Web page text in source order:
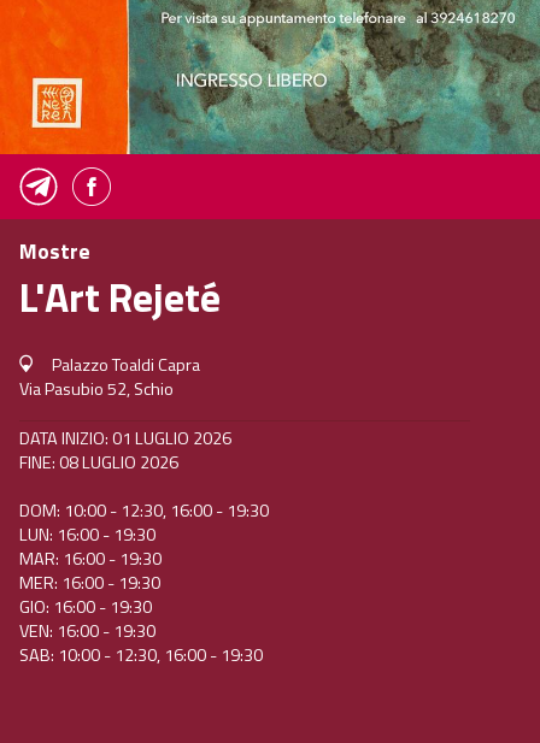
Mostre
L'Art Rejeté
Palazzo Toaldi Capra
Via Pasubio 52, Schio
DATA INIZIO: 01 LUGLIO 2026
FINE: 08 LUGLIO 2026
DOM: 10:00 - 12:30, 16:00 - 19:30
LUN: 16:00 - 19:30
MAR: 16:00 - 19:30
MER: 16:00 - 19:30
GIO: 16:00 - 19:30
VEN: 16:00 - 19:30
SAB: 10:00 - 12:30, 16:00 - 19:30